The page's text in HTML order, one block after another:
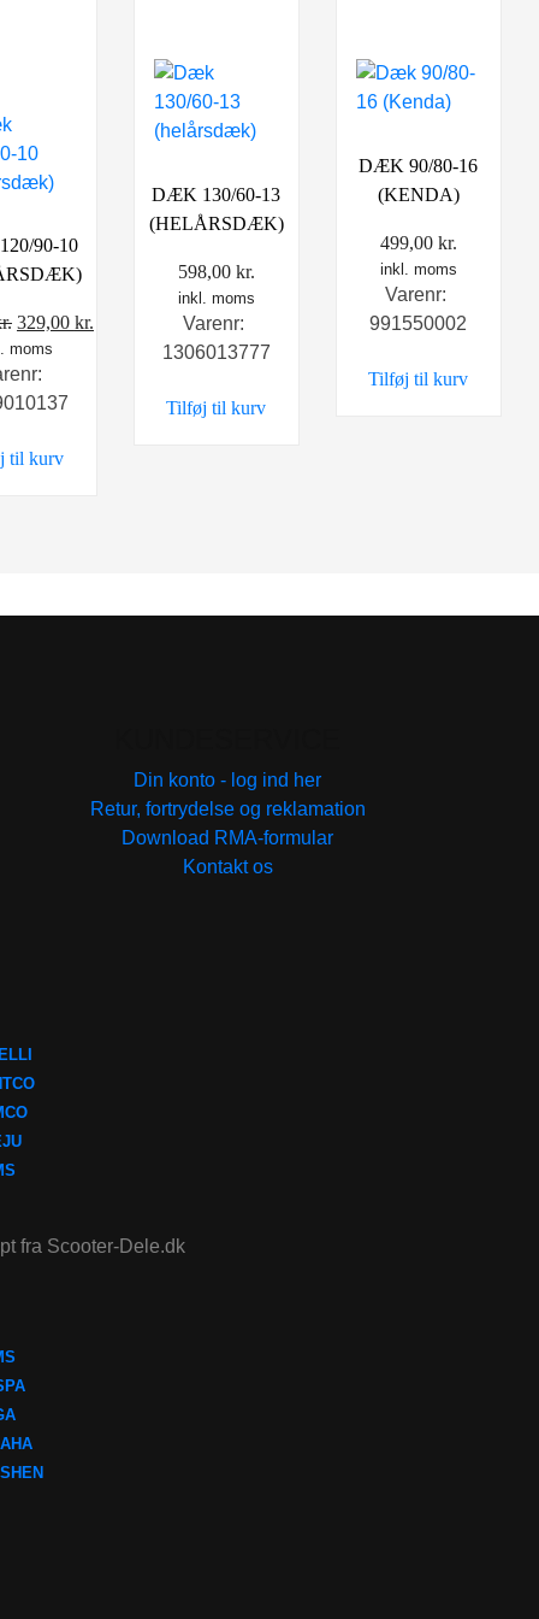
90-10
Den
oprindelige
pris
var:
329,00 kr.Den
moms
til kurv
DÆK 130/60-13
(HELÅRSDÆK)
598,00 kr.
inkl. moms
Varenr:
1306013777
Tilføj til kurv
DÆK 90/80-16
(KENDA)
499,00 kr.
inkl. moms
Varenr:
991550002
Tilføj til kurv
Din konto - log ind her
Retur, fortrydelse og reklamation
Download RMA-formular
Kontakt os
fra Scooter-Dele.dk